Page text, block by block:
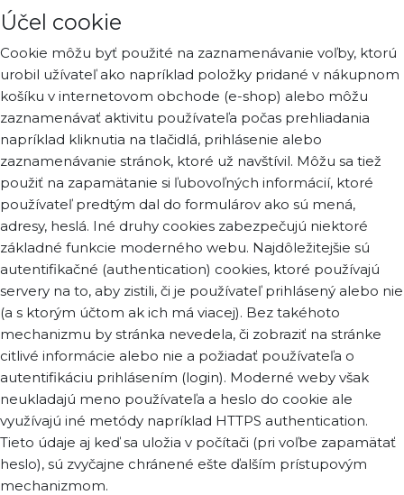
Účel cookie
Cookie môžu byť použité na zaznamenávanie voľby, ktorú
urobil užívateľ ako napríklad položky pridané v nákupnom
košíku v internetovom obchode (e-shop) alebo môžu
zaznamenávať aktivitu používateľa počas prehliadania
napríklad kliknutia na tlačidlá, prihlásenie alebo
zaznamenávanie stránok, ktoré už navštívil. Môžu sa tiež
použiť na zapamätanie si ľubovoľných informácií, ktoré
používateľ predtým dal do formulárov ako sú mená,
adresy, heslá. Iné druhy cookies zabezpečujú niektoré
základné funkcie moderného webu. Najdôležitejšie sú
autentifikačné (authentication) cookies, ktoré používajú
servery na to, aby zistili, či je používateľ prihlásený alebo nie
(a s ktorým účtom ak ich má viacej). Bez takéhoto
mechanizmu by stránka nevedela, či zobraziť na stránke
citlivé informácie alebo nie a požiadať používateľa o
autentifikáciu prihlásením (login). Moderné weby však
neukladajú meno používateľa a heslo do cookie ale
využívajú iné metódy napríklad HTTPS authentication.
Tieto údaje aj keď sa uložia v počítači (pri voľbe zapamätať
heslo), sú zvyčajne chránené ešte ďalším prístupovým
mechanizmom.